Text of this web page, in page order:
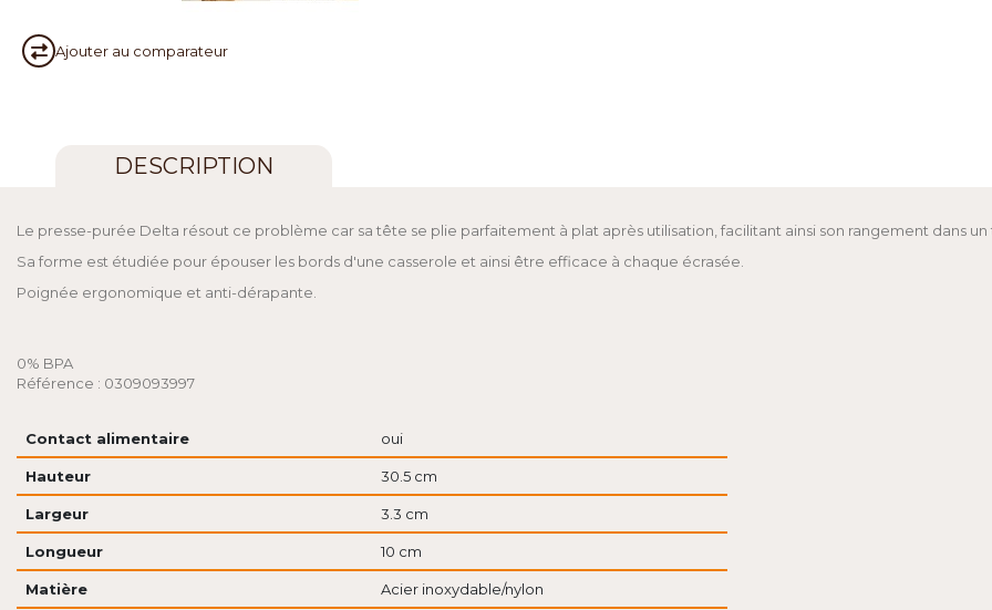
Ajouter au comparateur
DESCRIPTION
Le presse-purée Delta résout ce problème car sa tête se plie parfaitement à plat après utilisation, facilitant ainsi son rangement dans un
Sa forme est étudiée pour épouser les bords d'une casserole et ainsi être efficace à chaque écrasée.
Poignée ergonomique et anti-dérapante.
0% BPA
Référence : 0309093997
Contact alimentaire oui
Hauteur 30.5 cm
Largeur 3.3 cm
Longueur 10 cm
Matière Acier inoxydable/nylon